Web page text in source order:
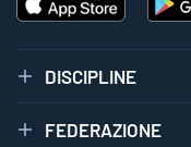
DISCIPLINE
FEDERAZIONE